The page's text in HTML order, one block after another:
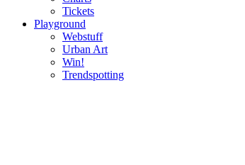
Tickets
Playground
Webstuff
Urban Art
Win!
Trendspotting